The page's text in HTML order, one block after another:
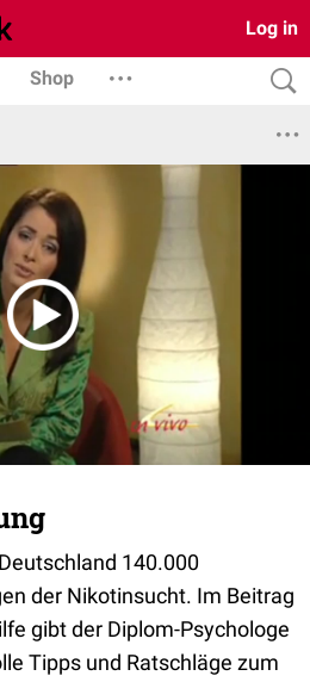
Log in
Shop
140.000
der Nikotinsucht. Im Beitrag
gibt der Diplom-Psychologe
Tipps und Ratschläge zum